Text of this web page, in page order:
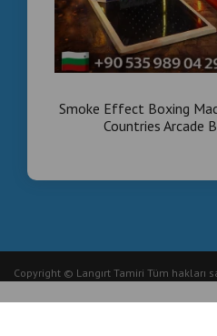
Smoke Effect Boxing
Countries Arcade
Copyright © Langırt Tamiri Tüm hakları